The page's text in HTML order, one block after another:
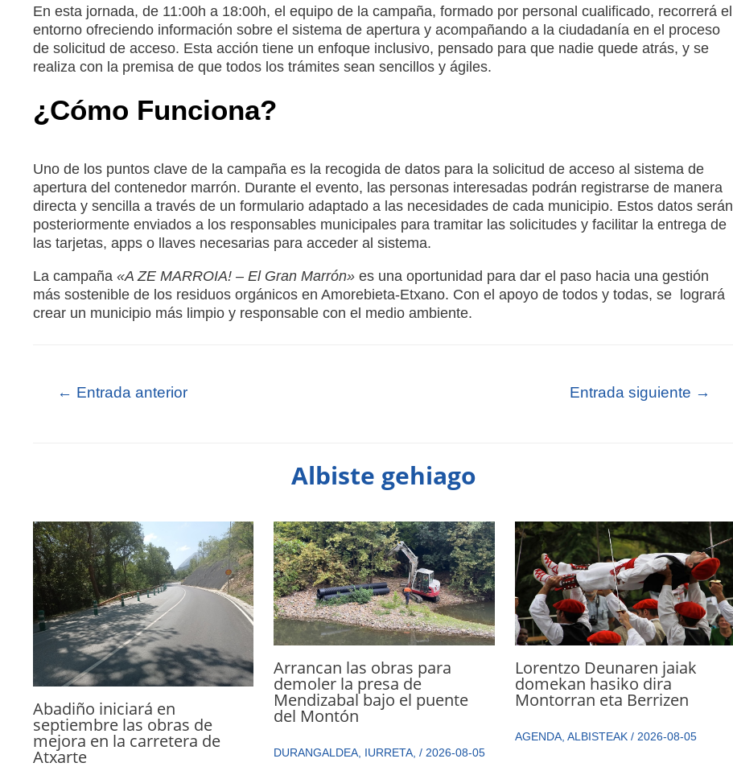
En esta jornada, de 11:00h a 18:00h, el equipo de la campaña, formado por personal cualificado, recorrerá el
entorno ofreciendo información sobre el sistema de apertura y acompañando a la ciudadanía en el proceso
de solicitud de acceso. Esta acción tiene un enfoque inclusivo, pensado para que nadie quede atrás, y se
realiza con la premisa de que todos los trámites sean sencillos y ágiles.
¿Cómo Funciona?
Uno de los puntos clave de la campaña es la recogida de datos para la solicitud de acceso al sistema de
apertura del contenedor marrón. Durante el evento, las personas interesadas podrán registrarse de manera
directa y sencilla a través de un formulario adaptado a las necesidades de cada municipio. Estos datos serán
posteriormente enviados a los responsables municipales para tramitar las solicitudes y facilitar la entrega de
las tarjetas, apps o llaves necesarias para acceder al sistema.
La campaña «A ZE MARROIA! – El Gran Marrón»es una oportunidad para dar el paso hacia una gestión
más sostenible de los residuos orgánicos en Amorebieta-Etxano. Con el apoyo de todos y todas, se logrará
crear un municipio más limpio y responsable con el medio ambiente.
← Entrada anterior Entrada siguiente →
Albiste gehiago
Abadiño iniciará en
septiembre las obras de
mejora en la carretera de
Atxarte
Arrancan las obras para
demoler la presa de
Mendizabal bajo el puente
del Montón
DURANGALDEA, IURRETA,/2026-08-05
Lorentzo Deunaren jaiak
domekan hasiko dira
Montorran eta Berrizen
AGENDA, ALBISTEAK/ 2026-08-05